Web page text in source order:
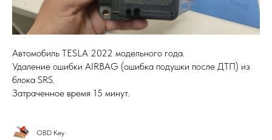
Автомобиль TESLA 2022 модельного года.
Удаление ошибки AIRBAG (ошибка подушки после ДТП) из
блока SRS.
Затраченное время 15 минут.
OBD Key